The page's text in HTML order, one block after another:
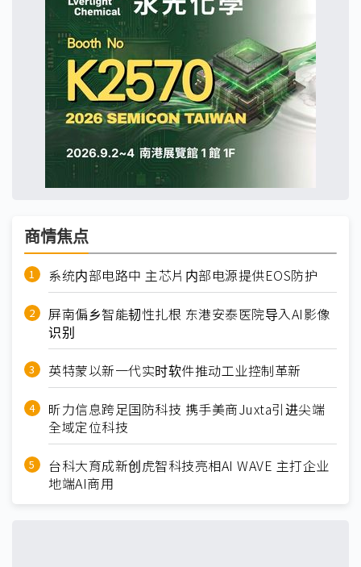
商情焦点
系统内部电路中 主芯片内部电源提供EOS防护
屏南偏乡智能韧性扎根 东港安泰医院导入AI影像
识别
英特蒙以新一代实时软件推动工业控制革新
昕力信息跨足国防科技 携手美商Juxta引进尖端
全域定位科技
台科大育成新创虎智科技亮相AI WAVE 主打企业
地端AI商用